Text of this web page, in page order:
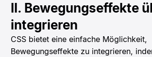
II. Bewegungseffekte
integrieren
CSS bietet eine einfache Möglichkeit,
Bewegungseffekte zu integrieren,